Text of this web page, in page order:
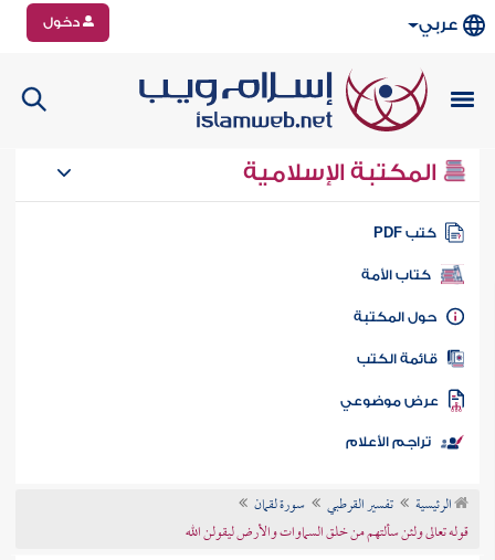
عربي دخول
المكتبة الإسلامية
كتب PDF
كتاب الأمة
المكتبة
الكتب
موضوعي
تراجم الأعلام
الرئيسية تفسير القرطبي
سورة لقمان
قوله تعالى ولئن سألتهم من خلق السماوات والأرض ليقولن الله